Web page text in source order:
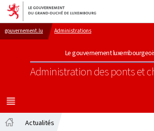
Aller au menu principal
Aller au contenu
gouvernement.lu Administrations
Le gouvernement
Administration des ponts et
MENU
PRINCIPAL
Actualités